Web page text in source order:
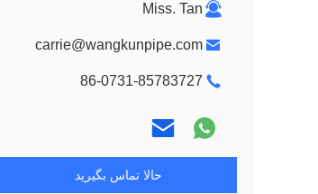
Miss. Tan
carrie@wangkunpipe.com
86-0731-85783727
حالا تماس بگیرید